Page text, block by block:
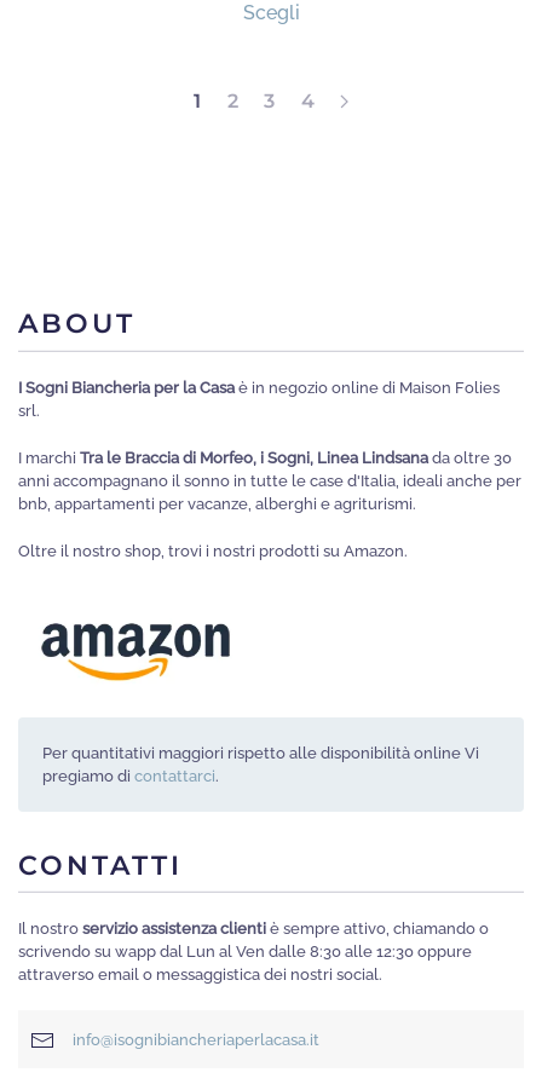
Scegliprodotto
più
pagina
del
1 2 3 4
ABOUT
I Sogni Biancheria per la Casa è in negozio online di Maison Folies
srl.
I marchi Tra le Braccia di Morfeo, i Sogni, Linea Lindsana da oltre 30
anni accompagnano il sonno in tutte le case d'Italia, ideali anche per
bnb, appartamenti per vacanze, alberghi e agriturismi.
Oltre il nostro shop, trovi i nostri prodotti su Amazon.
Per quantitativi maggiori rispetto alle disponibilità online Vi
pregiamo di contattarci.
CONTATTI
Il nostro servizio assistenza clienti è sempre attivo, chiamando o
scrivendo su wapp dal Lun al Ven dalle 8:30 alle 12:30 oppure
attraverso email o messaggistica dei nostri social.
info@isognibiancheriaperlacasa.it